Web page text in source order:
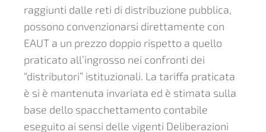
raggiunti dalle reti di distribuzione pubblica,
possono convenzionarsi direttamente con
EAUT a un prezzo doppio rispetto a quello
praticato all’ingrosso nei confronti dei
“distributori” istituzionali. La tariffa praticata
è si è mantenuta invariata ed è stimata sulla
base dello spacchettamento contabile
eseguito ai sensi delle vigenti Deliberazioni